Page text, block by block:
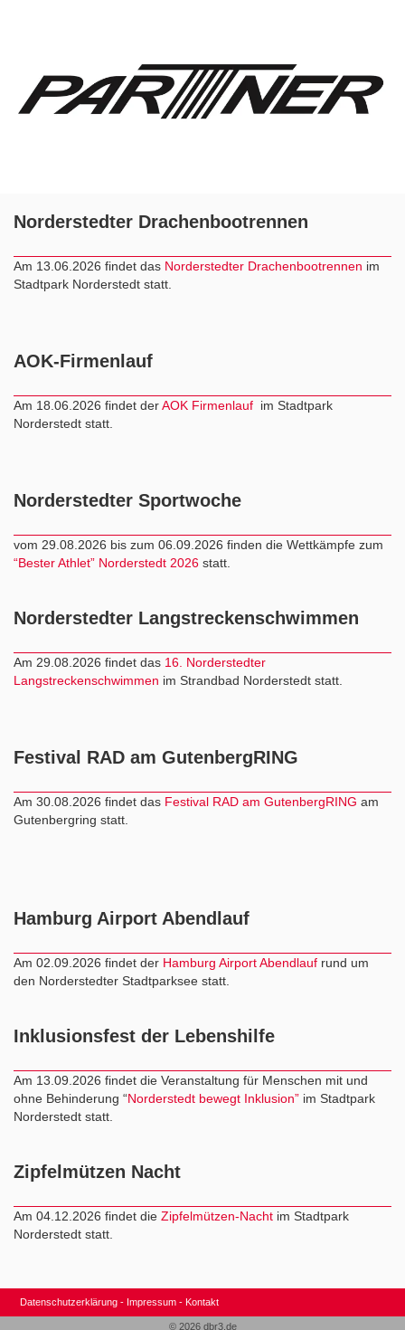
Norderstedter Drachenbootrennen
Am 13.06.2026 findet das Norderstedter Drachenbootrennen im
Stadtpark Norderstedt statt.
AOK-Firmenlauf
Am 18.06.2026 findet derAOK Firmenlauf im Stadtpark
Norderstedt statt.
Norderstedter Sportwoche
vom 29.08.2026 bis zum 06.09.2026 finden die Wettkämpfe zum
“Bester Athlet” Norderstedt 2026 statt.
Norderstedter Langstreckenschwimmen
Am 29.08.2026 findet das 16. Norderstedter
Langstreckenschwimmen im Strandbad Norderstedt statt.
Festival RAD am GutenbergRING
Am 30.08.2026 findet das Festival RAD am GutenbergRING am
Gutenbergring statt.
Hamburg Airport Abendlauf
Am 02.09.2026 findet der Hamburg Airport Abendlauf rund um
den Norderstedter Stadtparksee statt.
Inklusionsfest der Lebenshilfe
Am 13.09.2026 findet die Veranstaltung für Menschen mit und
ohne Behinderung “Norderstedt bewegt Inklusion” im Stadtpark
Norderstedt statt.
Zipfelmützen Nacht
Am 04.12.2026 findet die Zipfelmützen-Nacht im Stadtpark
Norderstedt statt.
© 2026 dbr3.de
Datenschutzerklärung Impressum Kontakt